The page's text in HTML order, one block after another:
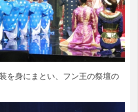
を身にまとい、フン王の祭壇の